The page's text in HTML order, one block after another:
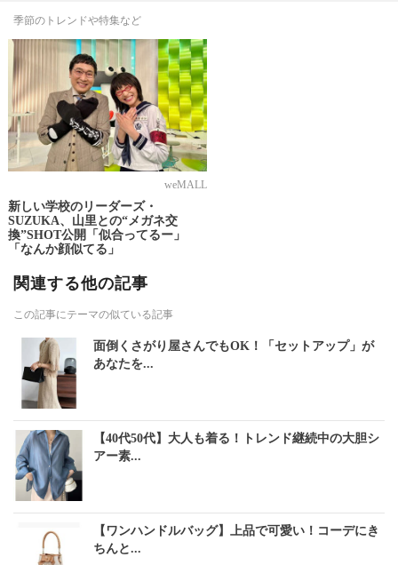
季節のトレンドや特集など
weMALL
新しい学校のリーダーズ・
SUZUKA、山里との“メガネ交
換”SHOT公開「似合ってるー」
「なんか顔似てる」
関連する他の記事
この記事にテーマの似ている記事
面倒くさがり屋さんでもOK！「セットアップ」が
あなたを...
【40代50代】大人も着る！トレンド継続中の大胆シ
アー素...
【ワンハンドルバッグ】上品で可愛い！コーデにき
ちんと...